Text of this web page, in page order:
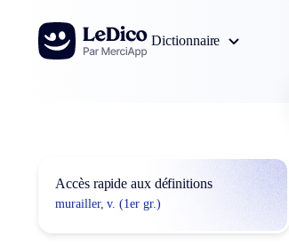
Aller au contenu
Dictionnaire
Accès rapide aux définitions
murailler, v. (1er gr.)